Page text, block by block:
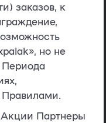
заказов, к
но не
Периода
Партнеры